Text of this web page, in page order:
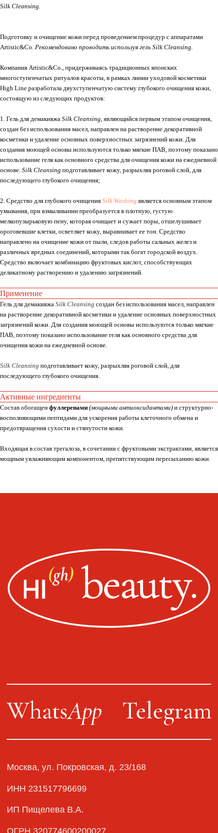
Silk Cleansing.
Подготовку и очищение кожи перед проведением процедур с аппаратами
Artistic&Co. Рекомендовано проводить используя гель Silk Cleansing.
Компания Artistic&Co., придерживаясь традиционных японских
многоступенчатых ритуалов красоты, в рамках линии уходовой косметики
High Line разработала двухступенчатую систему глубокого очищения кожи,
состоящую из следующих продуктов:
1. Гель для демакияжа Silk Cleansing, являющийся первым этапом очищения,
создан без использования масел, направлен на растворение декоративной
косметики и удаление основных поверхностных загрязнений кожи. Для
создания моющей основы используются только мягкие ПАВ, поэтому показано
использование геля как основного средства для очищения кожи на ежедневной
основе. Silk Cleansing подготавливает кожу, разрыхляя роговой слой, для
последующего глубокого очищения;
2. Средство для глубокого очищения Silk Washing является основным этапом
умывания, при взмыливании преобразуется в плотную, густую
мелкопузырьковую пену, которая очищает и сужает поры, отшелушивает
ороговевшие клетки, осветляет кожу, выравнивает ее тон. Средство
направлено на очищение кожи от пыли, следов работы сальных желез и
различных вредных соединений, которыми так богат городской воздух.
Средство включает комбинацию фруктовых кислот, способствующих
деликатному растворению и удалению загрязнений.
Применение
Гель для демакияжа Silk Cleansing создан без использования масел, направлен
на растворение декоративной косметики и удаление основных поверхностных
загрязнений кожи. Для создания моющей основы используются только мягкие
ПАВ, поэтому показано использование геля как основного средства для
очищения кожи на ежедневной основе.
Silk Cleansing подготавливает кожу, разрыхляя роговой слой, для
последующего глубокого очищения.
Активные ингредиенты
Состав обогащен фуллеренами (мощными антиоксидантами) и структурно-
восполняющими пептидами для ускорения работы клеточного обмена и
предотвращения сухости и стянутости кожи.
Входящая в состав трегалоза, в сочетании с фруктовыми экстрактами, является
мощным увлажняющим компонентом, препятствующим пересыханию кожи.
Москва, ул. Покровская, д. 23/168
ИНН 231517796699
ОГРН 320774600200027
WhatsApp Telegram